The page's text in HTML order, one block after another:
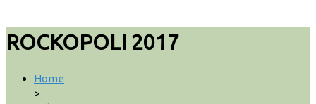
ROCKOPOLI 2017
Home
>